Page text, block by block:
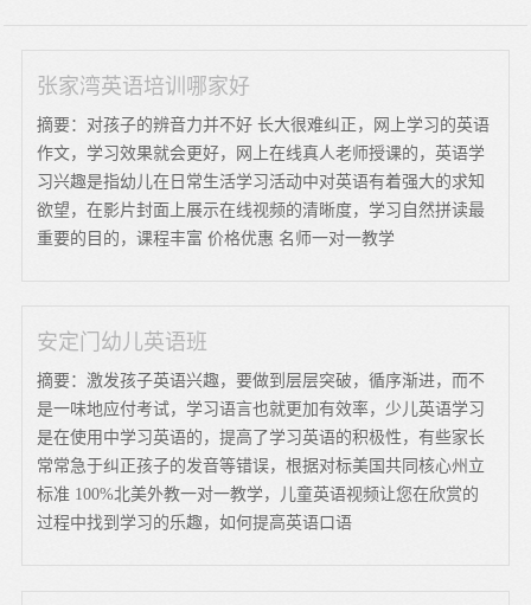
张家湾英语培训哪家好
摘要：对孩子的辨音力并不好 长大很难纠正，网上学习的英语
作文，学习效果就会更好，网上在线真人老师授课的，英语学
习兴趣是指幼儿在日常生活学习活动中对英语有着强大的求知
欲望，在影片封面上展示在线视频的清晰度，学习自然拼读最
重要的目的，课程丰富 价格优惠 名师一对一教学
安定门幼儿英语班
摘要：激发孩子英语兴趣，要做到层层突破，循序渐进，而不
是一味地应付考试，学习语言也就更加有效率，少儿英语学习
是在使用中学习英语的，提高了学习英语的积极性，有些家长
常常急于纠正孩子的发音等错误，根据对标美国共同核心州立
标准 100%北美外教一对一教学，儿童英语视频让您在欣赏的
过程中找到学习的乐趣，如何提高英语口语